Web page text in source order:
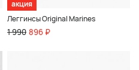
акция
Леггинсы Original Marines
1 990 896 ₽